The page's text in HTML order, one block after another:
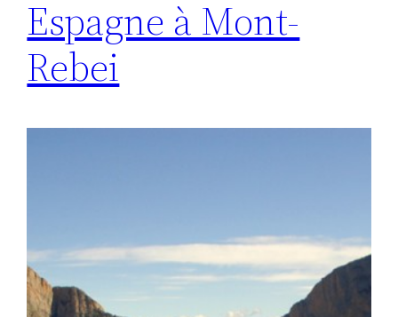
Espagne à Mont-
Rebei